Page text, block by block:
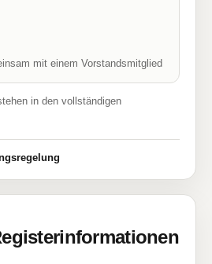
mit einem Vorstandsmitglied
in den vollständigen